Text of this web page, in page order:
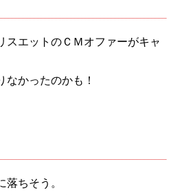
スエットのＣＭオファーがキャ
なかったのかも！
落ちそう。